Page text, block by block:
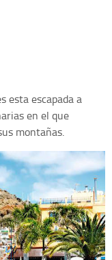
esta escapada a
en el que
montañas.